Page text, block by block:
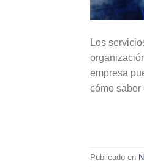
Los
empresa
cómo
Publicado en